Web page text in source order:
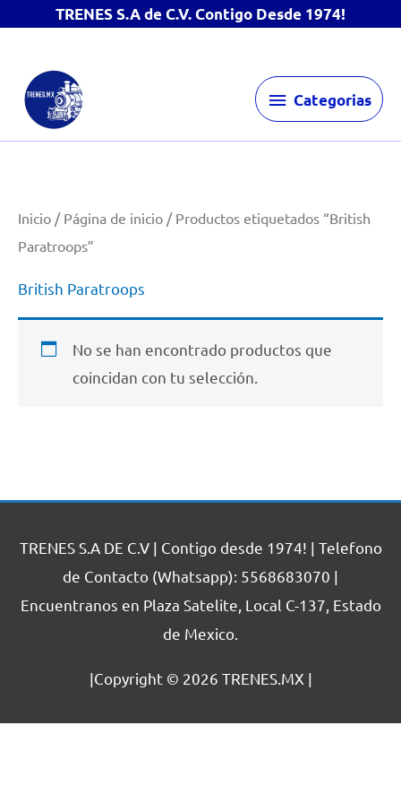
TRENES S.A de C.V. Contigo Desde 1974!
contenido
Categorias
Categorias
Inicio / Página de inicio / Productos etiquetados “British
Paratroops”
British Paratroops
No se han encontrado productos que
coincidan con tu selección.
TRENES S.A DE C.V | Contigo desde 1974! | Telefono
de Contacto (Whatsapp): 5568683070 |
Encuentranos en Plaza Satelite, Local C-137, Estado
de Mexico.
|Copyright © 2026 TRENES.MX |